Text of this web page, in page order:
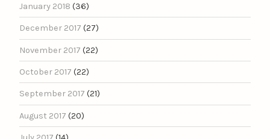
January 2018 (36)
December 2017 (27)
November 2017 (22)
October 2017 (22)
September 2017 (21)
August 2017 (20)